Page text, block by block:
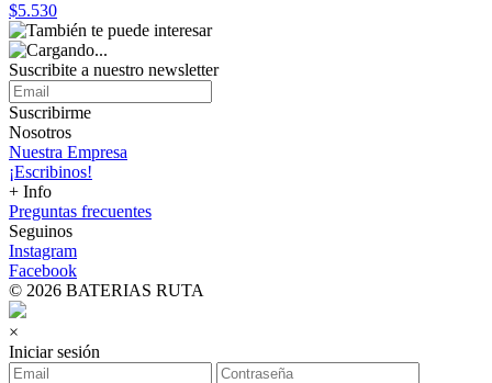
$5.530
Suscribite a nuestro newsletter
Suscribirme
Nosotros
Nuestra Empresa
¡Escribinos!
+ Info
Preguntas frecuentes
Seguinos
Instagram
Facebook
© 2026 BATERIAS RUTA
×
Iniciar sesión